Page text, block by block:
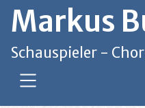
SKIP TO MAIN
Markus
Schauspieler -